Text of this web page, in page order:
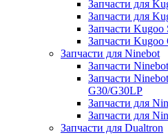
Запчасти для
Запчасти для
Запчасти Kugoo
Запчасти Kugoo
Запчасти для Ninebot
Запчасти
Запчасти
G30/G30LP
Запчасти для
Запчасти для
Запчасти для Dualtron